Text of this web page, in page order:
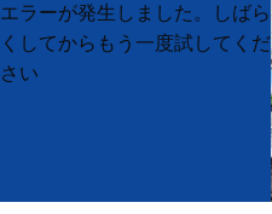
Product
List
Product
List
エラーが発生しました。しばら
くしてからもう一度試してくだ
さい